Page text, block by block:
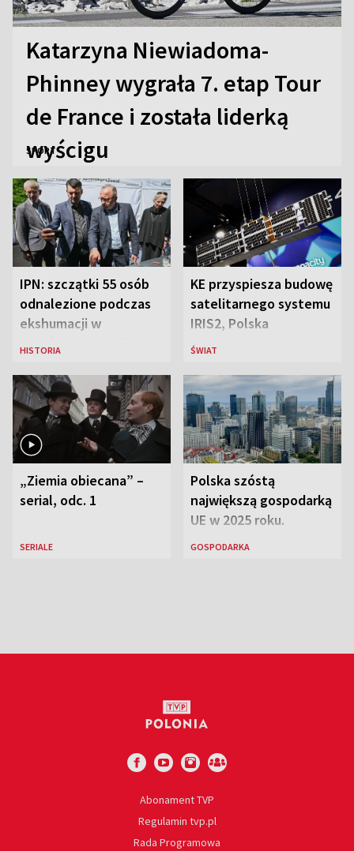
Katarzyna Niewiadoma-
Phinney wygrała 7. etap Tour
de France i została liderką
wyścigu
SPORT
IPN: szczątki 55 osób
odnalezione podczas
ekshumacji w
Ostrówkach i Woli
HISTORIA
KE przyspiesza budowę
satelitarnego systemu
IRIS2, Polska
przeznaczy 656 mln
ŚWIAT
„Ziemia obiecana” –
serial, odc. 1
SERIALE
Polska szóstą
największą gospodarką
UE w 2025 roku.
Najnowsze dane
GOSPODARKA
Abonament TVP
Regulamin tvp.pl
Rada Programowa